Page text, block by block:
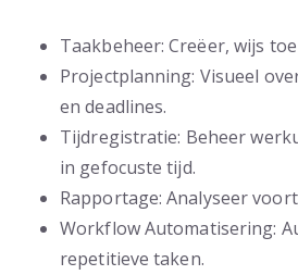
Taakbeheer: Creëer, wijs
Projectplanning: Visueel
en deadlines.
Tijdregistratie: Beheer
in gefocuste tijd.
Rapportage: Analyseer
Workflow Automatisering:
repetitieve taken.